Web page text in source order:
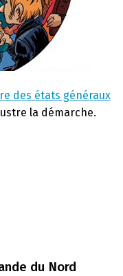
des états généraux
la démarche.
du Nord